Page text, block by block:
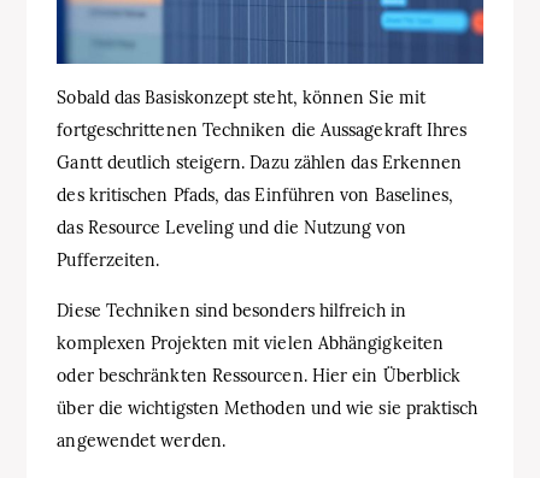
Sobald das Basiskonzept steht, können Sie mit
fortgeschrittenen Techniken die Aussagekraft Ihres
Gantt deutlich steigern. Dazu zählen das Erkennen
des kritischen Pfads, das Einführen von Baselines,
das Resource Leveling und die Nutzung von
Pufferzeiten.
Diese Techniken sind besonders hilfreich in
komplexen Projekten mit vielen Abhängigkeiten
oder beschränkten Ressourcen. Hier ein Überblick
über die wichtigsten Methoden und wie sie praktisch
angewendet werden.